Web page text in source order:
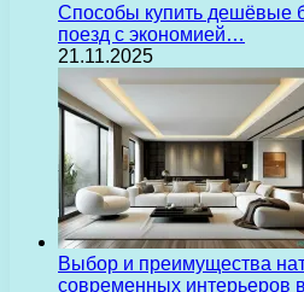
Способы купить дешёвые
поезд с экономией…
21.11.2025
Выбор и преимущества
современных интерьеров